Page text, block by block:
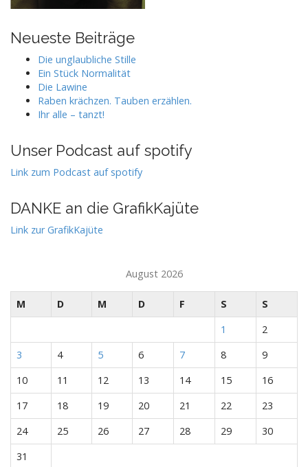
Neueste Beiträge
Die unglaubliche Stille
Ein Stück Normalität
Die Lawine
Raben krächzen. Tauben erzählen.
Ihr alle – tanzt!
Unser Podcast auf spotify
Link zum Podcast auf spotify
DANKE an die GrafikKajüte
Link zur GrafikKajüte
August 2026
M D M D F S
S
1
2
3
4 5 6 7 8
9
10
11 12 13 14 15
16
17
18 19 20 21 22
23
24
25 26 27 28 29
30
31